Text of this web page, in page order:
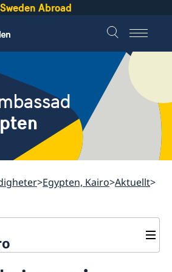
Sweden Abroad
Egypten, Kairo Aktuellt